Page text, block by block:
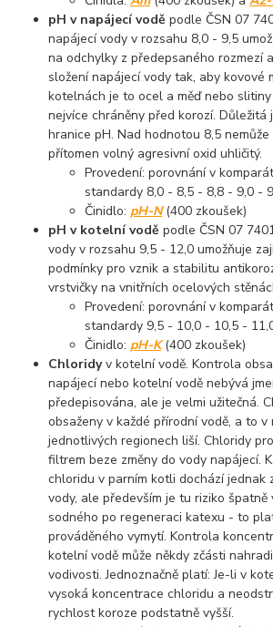
pH v napájecí vodě podle ČSN 07
napájecí vody v rozsahu 8,0 - 9,5
na odchylky z předepsaného rozmezí
složení napájecí vody tak, aby kovové
kotelnách je to ocel a měď nebo slitiny
nejvíce chráněny před korozí. Důležitá
hranice pH. Nad hodnotou 8,5
přítomen volný agresivní oxid uhličitý.
Provedení: porovnání v
standardy 8,0 - 8,5 - 8,8 - 9,0 -
Činidlo: pH-N (400 zkoušek)
pH v kotelní vodě podle ČSN 07
vody v rozsahu 9,5 - 12,0 umožňuje
podmínky pro vznik a stabilitu
vrstvičky na vnitřních ocelových
Provedení: porovnání v
standardy 9,5 - 10,0 - 10,5 -
Činidlo: pH-K (400 zkoušek)
Chloridyv kotelní vodě. Kontrola
napájecí nebo kotelní vodě nebývá
předepisována, ale je velmi užitečná.
obsaženy v každé přírodní vodě, a to
jednotlivých regionech liší. Chloridy
filtrem beze změny do vody napájecí.
chloridu v parním kotli dochází jednak
vody, ale především je tu riziko
sodného po regeneraci katexu - to
prováděného vymytí. Kontrola
kotelní vodě může někdy zčásti
vodivosti. Jednoznačně platí: Je-li v
vysoká koncentrace chloridu a
rychlost koroze podstatně vyšší.